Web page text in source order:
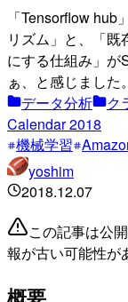
「Tensorflow
リズム」と、「既
にする仕組み」が
ぁ、と感じました。
データ分析
ク
Calendar 2018
機械学習
yoshim
2018.12.07
この記事は公
報が古い可能性が
概要